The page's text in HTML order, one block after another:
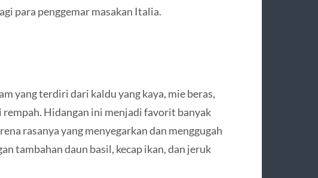
para penggemar masakan Italia.
yang terdiri dari kaldu yang kaya, mie beras,
rempah. Hidangan ini menjadi favorit banyak
rasanya yang menyegarkan dan menggugah
tambahan daun basil, kecap ikan, dan jeruk